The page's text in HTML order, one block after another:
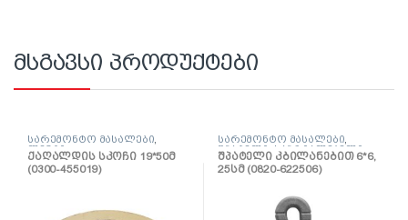
მსგავსი პროდუქტები
სარემონტო მასალები
ლენტი
ქაღალდის სკოჩი 19*50მ
(0300-455019)
სარემონტო მასალები
შპატელი, საპრიალებელი,
ქაფჩა
შპატელი კბილანებით 6*6,
25სმ (0820-622506)